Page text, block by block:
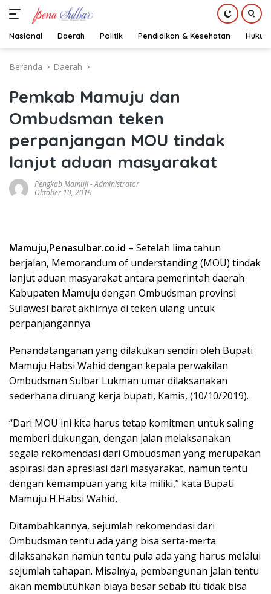
Nasional Daerah Politik Pendidikan & Kesehatan Hukum
Beranda Daerah
Pemkab Mamuju dan
Ombudsman teken
perpanjangan MOU tindak
lanjut aduan masyarakat
Pengkab Mamuji-Administrator
Oktober 10, 2019
Mamuju,Penasulbar.co.id – Setelah lima tahun
berjalan, Memorandum of understanding (MOU) tindak
lanjut aduan masyarakat antara pemerintah daerah
Kabupaten Mamuju dengan Ombudsman provinsi
Sulawesi barat akhirnya di teken ulang untuk
perpanjangannya.
Penandatanganan yang dilakukan sendiri oleh Bupati
Mamuju Habsi Wahid dengan kepala perwakilan
Ombudsman Sulbar Lukman umar dilaksanakan
sederhana diruang kerja bupati, Kamis, (10/10/2019).
“Dari MOU ini kita harus tetap komitmen untuk saling
memberi dukungan, dengan jalan melaksanakan
segala rekomendasi dari Ombudsman yang merupakan
aspirasi dan apresiasi dari masyarakat, namun tentu
dengan kemampuan yang kita miliki,” kata Bupati
Mamuju H.Habsi Wahid,
Ditambahkannya, sejumlah rekomendasi dari
Ombudsman tentu ada yang bisa serta-merta
dilaksanakan namun tentu pula ada yang harus melalui
sejumlah tahapan. Misalnya, pembangunan jalan tentu
akan membutuhkan biaya besar sebab itu tidak bisa